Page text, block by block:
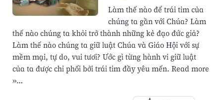
Làm thế nào để trái tim của
chúng ta gần với Chúa? Làm
thế nào chúng ta khỏi trở thành những kẻ đạo đức giả?
Làm thế nào chúng ta giữ luật Chúa và Giáo Hội với sự
mềm mại, tự do, vui tươi? Ước gì từng hành vi giữ luật
của ta được chi phối bởi trái tim đầy yêu mến. Read more
»…